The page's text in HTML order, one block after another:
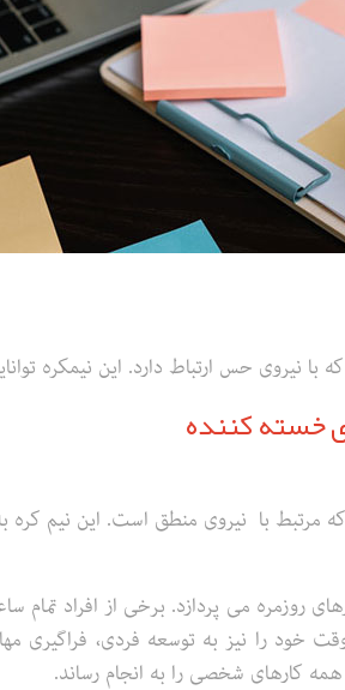
نیروی حس ارتباط دارد. این نیمکره
خسته کننده
با نیروی منطق است. این نیم کره
وقت خود را به کارهای روزمره می پردازد. برخی از
خود را نیز به توسعه فردی، فراگیری
کارهای شخصی را به انجام رساند.